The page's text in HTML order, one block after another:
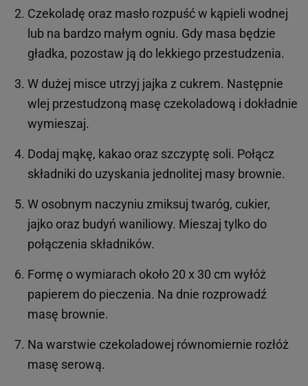
Czekoladę oraz masło rozpuść w kąpieli wodnej
lub na bardzo małym ogniu. Gdy masa będzie
gładka, pozostaw ją do lekkiego przestudzenia.
W dużej misce utrzyj jajka z cukrem. Następnie
wlej przestudzoną masę czekoladową i dokładnie
wymieszaj.
Dodaj mąkę, kakao oraz szczyptę soli. Połącz
składniki do uzyskania jednolitej masy brownie.
W osobnym naczyniu zmiksuj twaróg, cukier,
jajko oraz budyń waniliowy. Mieszaj tylko do
połączenia składników.
Formę o wymiarach około 20 x 30 cm wyłóż
papierem do pieczenia. Na dnie rozprowadź
masę brownie.
Na warstwie czekoladowej równomiernie rozłóż
masę serową.